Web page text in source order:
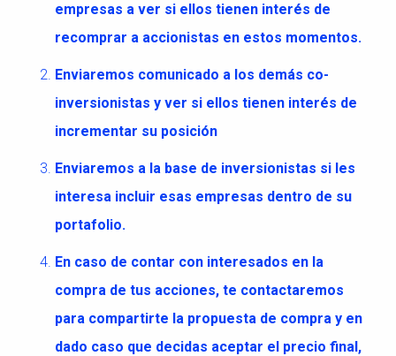
empresas a ver si ellos tienen interés de
recomprar a accionistas en estos momentos.
Enviaremos comunicado a los demás co-
inversionistas y ver si ellos tienen interés de
incrementar su posición
Enviaremos a la base de inversionistas si les
interesa incluir esas empresas dentro de su
portafolio.
En caso de contar con interesados en la
compra de tus acciones, te contactaremos
para compartirte la propuesta de compra y en
dado caso que decidas aceptar el precio final,